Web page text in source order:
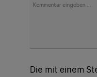
Die mit einem